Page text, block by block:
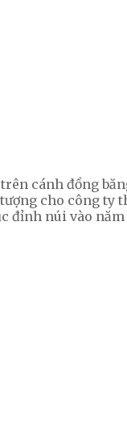
cánh đồng
cho công ty
đỉnh núi vào năm